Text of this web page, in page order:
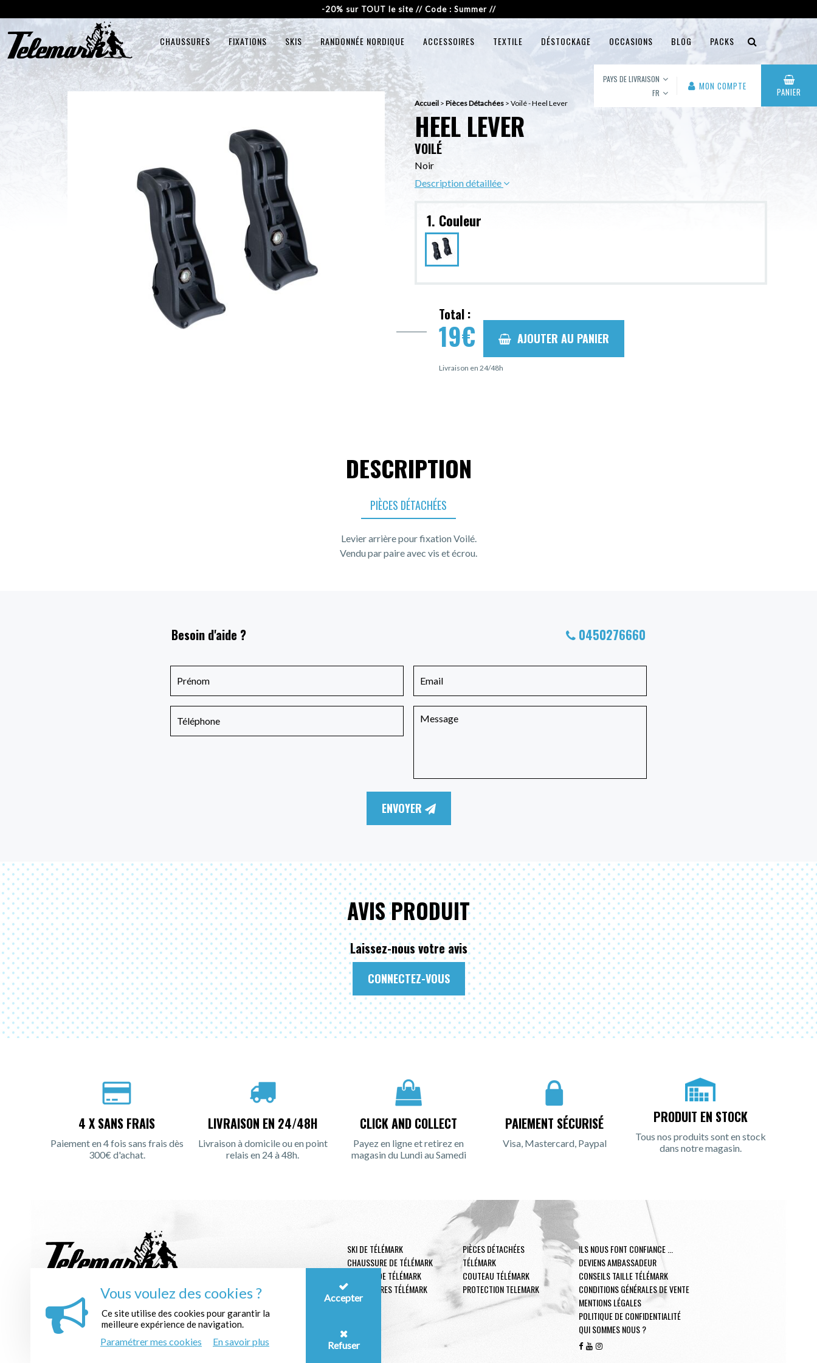
-20% sur TOUT le site // Code : Summer //
CHAUSSURES FIXATIONS SKIS RANDONNÉE NORDIQUE ACCESSOIRES TEXTILE DÉSTOCKAGE OCCASIONS BLOG PACKS
PAYS DE LIVRAISON
FR
MON COMPTE PANIER
Accueil > Pièces Détachées > Voilé - Heel Lever
HEEL LEVER
VOILÉ
Noir
Description détaillée
1. Couleur
Total :
19€ AJOUTER AU PANIER
Livraison en 24/48h
DESCRIPTION
PIÈCES DÉTACHÉES
Levier arrière pour fixation Voilé.
Vendu par paire avec vis et écrou.
Besoin d'aide ? 0450276660
ENVOYER
AVIS PRODUIT
Laissez-nous votre avis
CONNECTEZ-VOUS
4 X SANS FRAIS
Paiement en 4 fois sans frais dès
300€ d'achat.
LIVRAISON EN 24/48H
Livraison à domicile ou en point
relais en 24 à 48h.
CLICK AND COLLECT
Payez en ligne et retirez en
magasin du Lundi au Samedi
PAIEMENT SÉCURISÉ
Visa, Mastercard, Paypal
PRODUIT EN STOCK
Tous nos produits sont en stock
dans notre magasin.
INSCRIPTION À LA NEWSLETTER :
SKI DE TÉLÉMARK
CHAUSSURE DE TÉLÉMARK
FIXATION DE TÉLÉMARK
ACCESSOIRES TÉLÉMARK
PIÈCES DÉTACHÉES
TÉLÉMARK
COUTEAU TÉLÉMARK
PROTECTION TELEMARK
ILS NOUS FONT CONFIANCE ...
DEVIENS AMBASSADEUR
CONSEILS TAILLE TÉLÉMARK
CONDITIONS GÉNÉRALES DE VENTE
MENTIONS LÉGALES
POLITIQUE DE CONFIDENTIALITÉ
QUI SOMMES NOUS ?
Vous voulez des cookies ?
Ce site utilise des cookies pour garantir la
meilleure expérience de navigation.
Paramétrer mes cookies En savoir plus
Accepter
Refuser